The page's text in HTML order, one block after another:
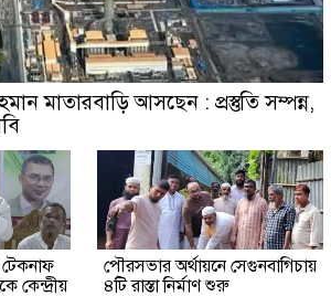
মাতারবাড়ি আসছেন : প্রস্তুতি সম্পন্ন,
টেকনাফ
কেন্দ্রীয়
পৌরসভার অর্থায়নে সেগুনবাগিচায়
৪টি রাস্তা নির্মাণ শুরু